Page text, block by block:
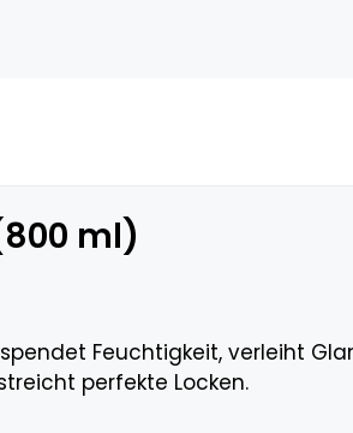
ml)
Feuchtigkeit, verleiht
perfekte Locken.